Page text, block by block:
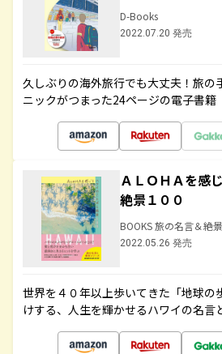
D-Books
2022.07.20 発売
久しぶりの海外旅行でも大丈夫！旅の
ニックがつまった24ページの電子書籍
ＡＬＯＨＡを感
絶景１００
BOOKS 旅の名言＆絶景
2022.05.26 発売
世界を４０年以上歩いてきた「地球の
けする、人生を輝かせるハワイの名言